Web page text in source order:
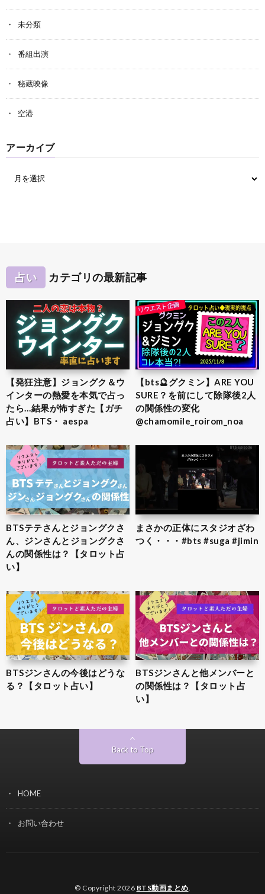
未分類
番組出演
秘蔵映像
空港
アーカイブ
占い カテゴリの最新記事
【発狂注意】ジョングク＆ウ
インターの熱愛を本気で占っ
たら…結果が怖すぎた【ガチ
占い】BTS・ aespa
【bts🔮グクミン】ARE YOU
SURE？を前にして除隊後2人
の関係性の変化
@chamomile_roirom_noa
BTSテテさんとジョングクさ
ん、ジンさんとジョングクさ
んの関係性は？【タロット占
い】
まさかの正体にスタジオざわ
つく・・・#bts #suga #jimin
BTSジンさんの今後はどうな
る？【タロット占い】
BTSジンさんと他メンバーと
の関係性は？【タロット占
い】
Back to Top
HOME
お問い合わせ
© Copyright 2026 BTS動画まとめ.